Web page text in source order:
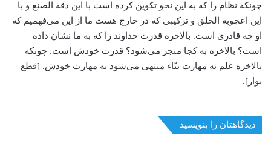
چونکه نظام را که به این نحو تکوین کرده است ‌با این دقة ‌الصنع و با
این اعجوبة‌ الخلق و ترکیبی که در خارج هست ما از این می‌فهمیم که
او چه قادری است. بالاخره قدرت خداوند را که به ما نشان داده
است؟ ‌بالاخره به کجا منجر می‌شود؟ قدرت خودش است. چونکه
بالاخره علم به مهارت بنّاء منتهی می‌شود به مهارت خودش. [قطع
نوار].
دیدگاهتان را بنویسید